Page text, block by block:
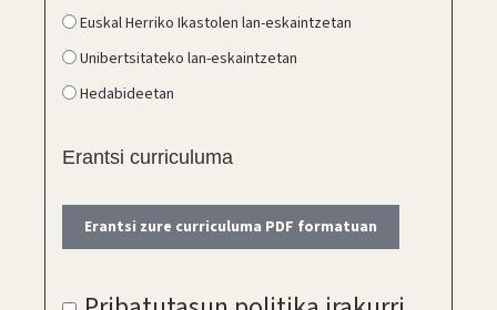
Euskal Herriko Ikastolen lan-eskaintzetan
Unibertsitateko lan-eskaintzetan
Hedabideetan
Erantsi curriculuma
Erantsi zure curriculuma PDF formatuan